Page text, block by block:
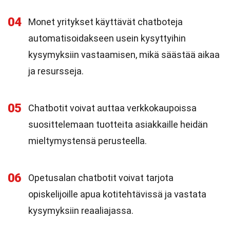
04
Monet yritykset käyttävät chatboteja
automatisoidakseen usein kysyttyihin
kysymyksiin vastaamisen, mikä säästää aikaa
ja resursseja.
05
Chatbotit voivat auttaa verkkokaupoissa
suosittelemaan tuotteita asiakkaille heidän
mieltymystensä perusteella.
06
Opetusalan chatbotit voivat tarjota
opiskelijoille apua kotitehtävissä ja vastata
kysymyksiin reaaliajassa.